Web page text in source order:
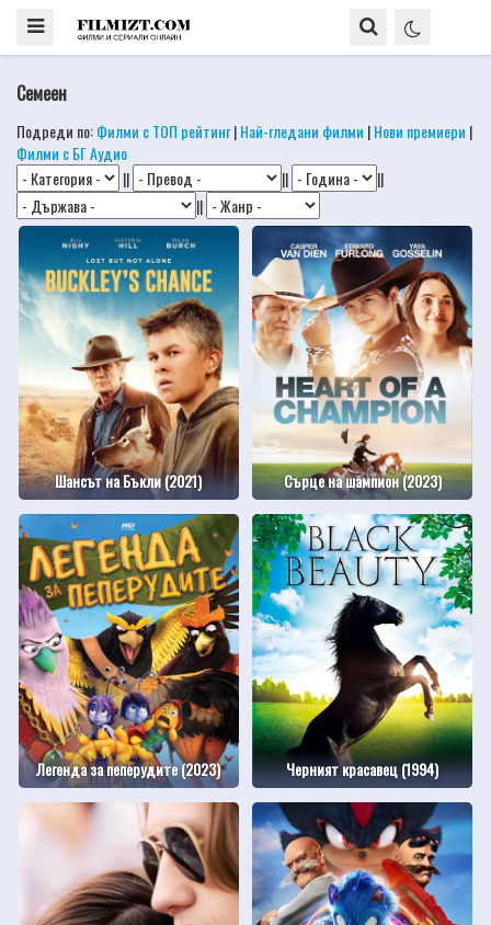
Семеен
Подреди по:Филми с ТОП рейтинг|Най-гледани филми |Нови премиери |
Филми с БГ Аудио
||
||
||
||
Шансът на Бъкли (2021) Сърце на шампион (2023)
Легенда за пеперудите (2023) Черният красавец (1994)